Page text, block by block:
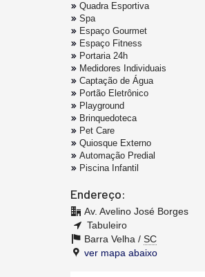
Quadra Esportiva
Spa
Espaço Gourmet
Espaço Fitness
Portaria 24h
Medidores Individuais
Captação de Água
Portão Eletrônico
Playground
Brinquedoteca
Pet Care
Quiosque Externo
Automação Predial
Piscina Infantil
Endereço:
Av. Avelino José Borges
Tabuleiro
Barra Velha / SC
ver mapa abaixo